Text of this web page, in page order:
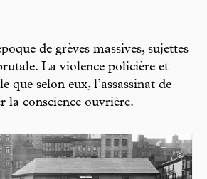
de grèves massives, sujettes
La violence policière et
que selon eux, l’assassinat de
la conscience ouvrière.